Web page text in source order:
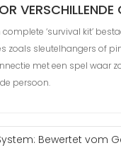
VERSCHILLENDE
‘survival kit’
zoals sleutelhangers of
met een spel waar
persoon.
Bewertet vom